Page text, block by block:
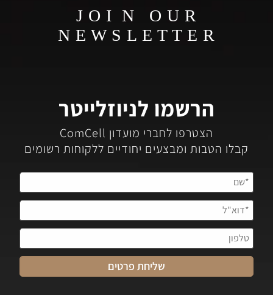
J O I N O U R
N E W S L E T T E R
הרשמו לניוזלייטר
הצטרפו לחברי מועדון ComCell
קבלו הטבות ומבצעים יחודיים ללקוחות רשומים